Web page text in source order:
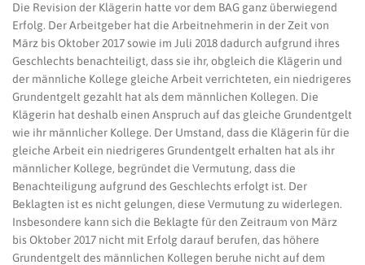
Die Revision der Klägerin hatte vor dem BAG ganz überwiegend
Erfolg. Der Arbeitgeber hat die Arbeitnehmerin in der Zeit von
März bis Oktober 2017 sowie im Juli 2018 dadurch aufgrund ihres
Geschlechts benachteiligt, dass sie ihr, obgleich die Klägerin und
der männliche Kollege gleiche Arbeit verrichteten, ein niedrigeres
Grundentgelt gezahlt hat als dem männlichen Kollegen. Die
Klägerin hat deshalb einen Anspruch auf das gleiche Grundentgelt
wie ihr männlicher Kollege. Der Umstand, dass die Klägerin für die
gleiche Arbeit ein niedrigeres Grundentgelt erhalten hat als ihr
männlicher Kollege, begründet die Vermutung, dass die
Benachteiligung aufgrund des Geschlechts erfolgt ist. Der
Beklagten ist es nicht gelungen, diese Vermutung zu widerlegen.
Insbesondere kann sich die Beklagte für den Zeitraum von März
bis Oktober 2017 nicht mit Erfolg darauf berufen, das höhere
Grundentgelt des männlichen Kollegen beruhe nicht auf dem